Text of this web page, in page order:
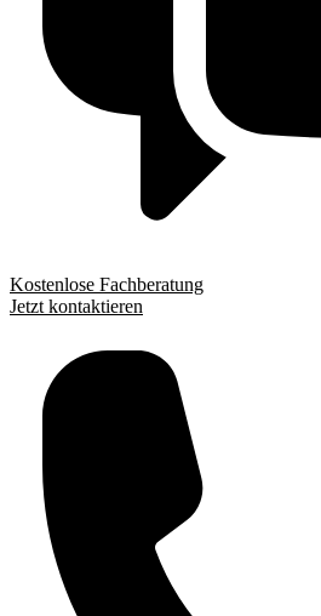
Kostenlose Fachberatung
Jetzt kontaktieren